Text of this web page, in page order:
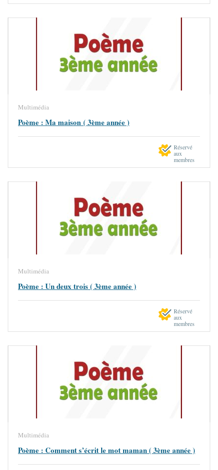
Multimédia
Poème : Ma maison ( 3ème année )
Réservé
aux
membres
Multimédia
Poème : Un deux trois ( 3ème année )
Réservé
aux
membres
Multimédia
Poème : Comment s’écrit le mot maman ( 3ème année )